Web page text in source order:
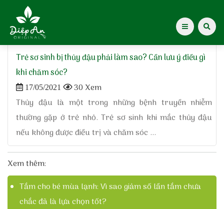
Giới thiệu Dược Khoa
Giới thiệu
Kiến thức cho mẹ
Tạp chí Diệp An Nhi
Tin tức
Điểm mua hàng
Home»
Trẻ sơ sinh bị thủy đậu phải làm sao? Cần lưu ý điều gì
khi chăm sóc?
17/05/2021
30 Xem
Thủy đậu là một trong những bệnh truyền nhiễm
thường gặp ở trẻ nhỏ. Trẻ sơ sinh khi mắc thủy đậu
nếu không được điều trị và chăm sóc ...
Xem thêm:
Tắm cho bé mùa lạnh: Vì sao giảm số lần tắm chưa
chắc đã là lựa chọn tốt?